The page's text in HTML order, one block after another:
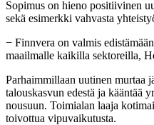
Sopimus on hieno positiivinen
sekä esimerkki vahvasta
− Finnvera on valmis
maailmalle kaikilla sektoreilla,
Parhaimmillaan uutinen murtaa
talouskasvun edestä ja kääntää
nousuun. Toimialan laaja
toivottua vipuvaikutusta.